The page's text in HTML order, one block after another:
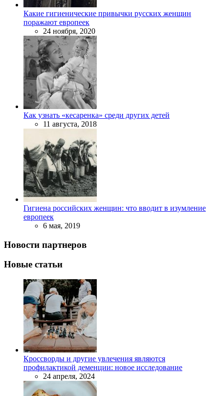
Какие гигиенические привычки русских женщин
поражают европеек
24 ноября, 2020
Как узнать «кесаренка» среди других детей
11 августа, 2018
Гигиена российских женщин: что вводит в изумление
европеек
6 мая, 2019
Новости партнеров
Новые статьи
Кроссворды и другие увлечения являются
профилактикой деменции: новое исследование
24 апреля, 2024